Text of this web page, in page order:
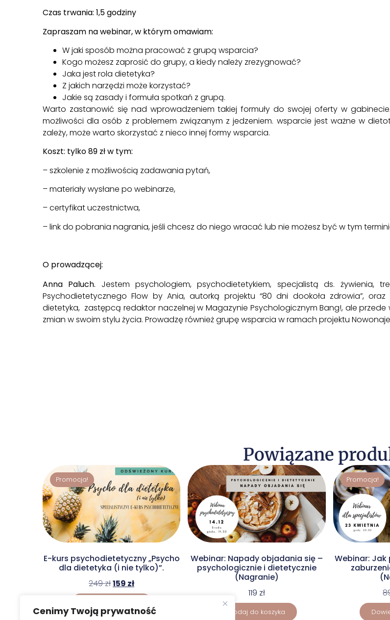
Cenimy Twoją prywatność
Czas trwania: 1,5 godziny
Zapraszam na webinar, w którym omawiam:
W jaki sposób można pracować z grupą wsparcia?
Kogo możesz zaprosić do grupy, a kiedy należy zrezygnować?
Jaka jest rola dietetyka?
Z jakich narzędzi może korzystać?
Jakie są zasady i formuła spotkań z grupą.
Warto zastanowić się nad wprowadzeniem takiej formuły do swojej oferty w
możliwości dla osób z problemem związanym z jedzeniem. wsparcie jest ważne w
zależy, może warto skorzystać z nieco innej formy wsparcia.
Koszt: tylko 89 zł w tym:
– szkolenie z możliwością zadawania pytań,
– materiały wysłane po webinarze,
– certyfikat uczestnictwa,
– link do pobrania nagrania, jeśli chcesz do niego wracać lub nie możesz być w tym
O prowadzącej:
Anna Paluch. Jestem psychologiem, psychodietetykiem, specjalistą ds. żywienia,
Psychodietetycznego Flow by Ania, autorką projektu “80 dni dookoła zdrowia”,
dietetyka, zastępcą redaktor naczelnej w Magazynie Psychologicznym Bang!, ale
zmian w swoim stylu życia. Prowadzę również grupę wsparcia w ramach projektu
Powiązane
Promocja!
E-kurs psychodietetyczny „Psycho
dla dietetyka (i nie tylko)”.
249zł159 zł
Webinar: Napady objadania się –
psychologicznie i dietetycznie
(Nagranie)
119 zł
Dodaj do koszyka
Promocja!
Webinar: Jak